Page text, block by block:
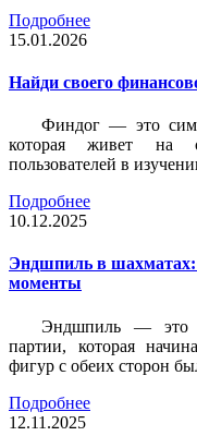
Подробнее
15.01.2026
Найди своего
Финдог — это
которая живет на
пользователей в
Подробнее
10.12.2025
Эндшпиль в шахматах:
моменты
Эндшпиль — это
партии, которая
фигур с обеих сторон
Подробнее
12.11.2025